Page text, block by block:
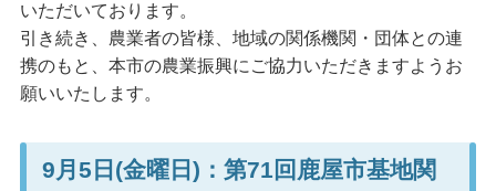
いただいております。
引き続き、農業者の皆様、地域の関係機関・団体との連
携のもと、本市の農業振興にご協力いただきますようお
願いいたします。
9月5日(金曜日)：第71回鹿屋市基地関